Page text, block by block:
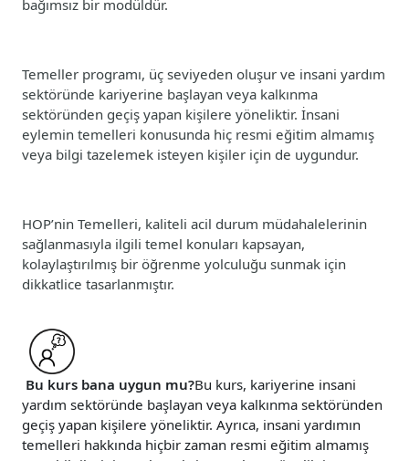
bağımsız bir modüldür.
Temeller programı, üç seviyeden oluşur ve insani yardım
sektöründe kariyerine başlayan veya kalkınma
sektöründen geçiş yapan kişilere yöneliktir. İnsani
eylemin temelleri konusunda hiç resmi eğitim almamış
veya bilgi tazelemek isteyen kişiler için de uygundur.
HOP’nin Temelleri, kaliteli acil durum müdahalelerinin
sağlanmasıyla ilgili temel konuları kapsayan,
kolaylaştırılmış bir öğrenme yolculuğu sunmak için
dikkatlice tasarlanmıştır.
Bu kurs bana uygun mu?Bu kurs, kariyerine insani
yardım sektöründe başlayan veya kalkınma sektöründen
geçiş yapan kişilere yöneliktir. Ayrıca, insani yardımın
temelleri hakkında hiçbir zaman resmi eğitim almamış